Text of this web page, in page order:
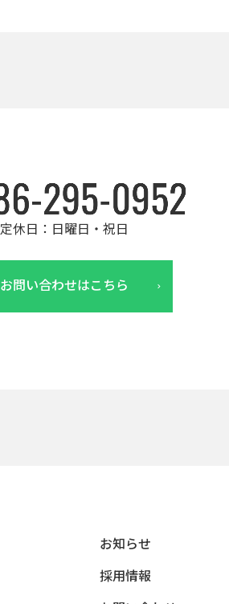
定休日：日曜日・祝日
お問い合わせはこちら
お知らせ
採用情報